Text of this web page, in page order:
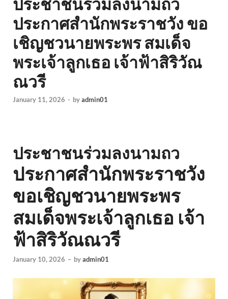
ประกาศสำนักพระราชวัง ขอ
เชิญชวนายพระพร สมเด็จ
พระเจ้าลูกเธอ เจ้าฟ้าสิริวัณ
ณวรี
January 11, 2026 - byadmin01
ประชาชนร่วมลงนามถว
ประกาศสำนักพระราชวัง
ขอเชิญชวนายพระพร
สมเด็จพระเจ้าลูกเธอ เจ้า
ฟ้าสิริวัณณวรี
January 10, 2026 – byadmin01